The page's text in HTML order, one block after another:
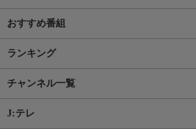
おすすめ番組
ランキング
チャンネル一覧
J:テレ